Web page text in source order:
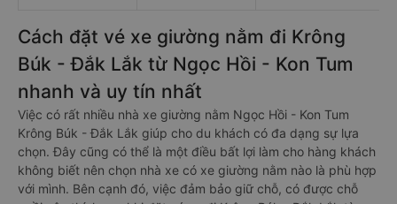
Cách đặt vé xe giường nằm đi Krông
Búk - Đắk Lắk từ Ngọc Hồi - Kon Tum
nhanh và uy tín nhất
Việc có rất nhiều nhà xe giường nằm Ngọc Hồi - Kon Tum
Krông Búk - Đắk Lắk giúp cho du khách có đa dạng sự lựa
chọn. Đây cũng có thể là một điều bất lợi làm cho hàng khách
không biết nên chọn nhà xe có xe giường nằm nào là phù hợp
với mình. Bên cạnh đó, việc đảm bảo giữ chỗ, có được chỗ